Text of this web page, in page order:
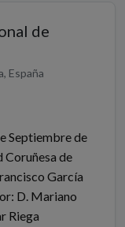
de
España
Septiembre de
Coruñesa de
García
D. Mariano
Riega